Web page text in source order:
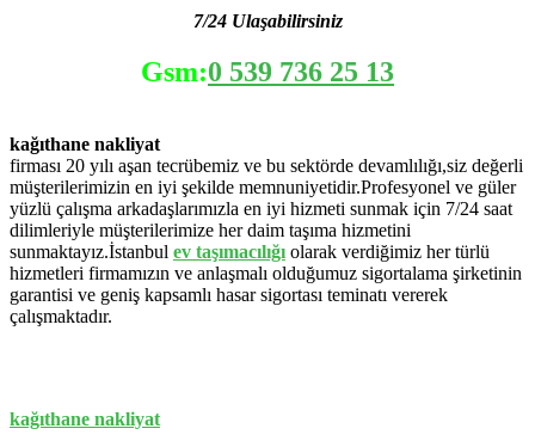
7/24 Ulaşabilirsiniz
Gsm:0 539 736 25 13
kağıthane nakliyat
firması 20 yılı aşan tecrübemiz ve bu sektörde devamlılığı,siz değerli
müşterilerimizin en iyi şekilde memnuniyetidir.Profesyonel ve güler
yüzlü çalışma arkadaşlarımızla en iyi hizmeti sunmak için 7/24 saat
dilimleriyle müşterilerimize her daim taşıma hizmetini
sunmaktayız.İstanbul ev taşımacılığı olarak verdiğimiz her türlü
hizmetleri firmamızın ve anlaşmalı olduğumuz sigortalama şirketinin
garantisi ve geniş kapsamlı hasar sigortası teminatı vererek
çalışmaktadır.
kağıthane nakliyat